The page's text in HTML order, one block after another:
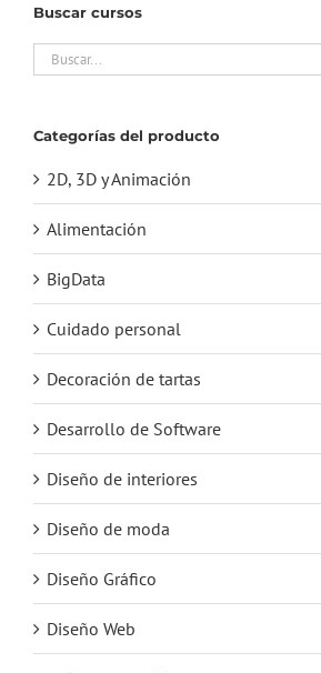
Buscar cursos
Categorías del producto
2D, 3D y Animación
Alimentación
BigData
Cuidado personal
Decoración de tartas
Desarrollo de Software
Diseño de interiores
Diseño de moda
Diseño Gráfico
Diseño Web